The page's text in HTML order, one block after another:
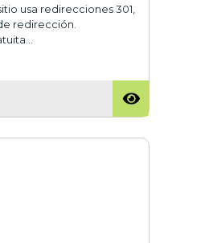
usa redirecciones 301,
redirección.